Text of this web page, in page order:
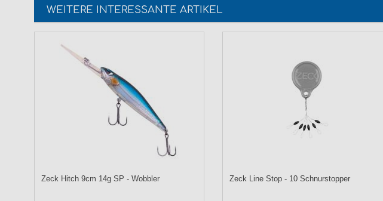
WEITERE INTERESSANTE ARTIKEL
Zeck Hitch 9cm 14g SP - Wobbler Zeck Line Stop - 10 Schnurstopper